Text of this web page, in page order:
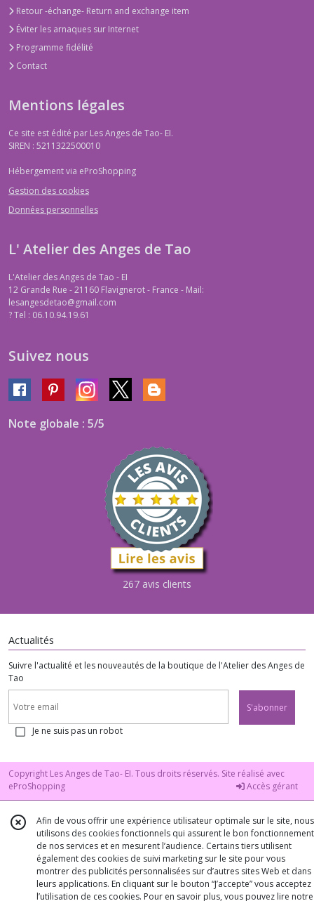
Retour -échange- Return and exchange item
Éviter les arnaques sur Internet
Programme fidélité
Contact
Mentions légales
Ce site est édité par Les Anges de Tao- EI.
SIREN : 5211322500010
Hébergement via eProShopping
Gestion des cookies
Données personnelles
L' Atelier des Anges de Tao
L'Atelier des Anges de Tao - EI
12 Grande Rue - 21160 Flavignerot - France - Mail:
lesangesdetao@gmail.com
?Tel : 06.10.94.19.61
Suivez nous
Note globale : 5/5
267 avis clients
Actualités
Suivre l'actualité et les nouveautés de la boutique de l'Atelier des Anges de
Tao
S'abonner
Je ne suis pas un robot
Copyright Les Anges de Tao- EI. Tous droits réservés. Site réalisé avec
eProShopping
Accès gérant
Afin de vous offrir une expérience utilisateur optimale sur le site, nous
utilisons des cookies fonctionnels qui assurent le bon fonctionnement
de nos services et en mesurent l’audience. Certains tiers utilisent
également des cookies de suivi marketing sur le site pour vous
montrer des publicités personnalisées sur d’autres sites Web et dans
leurs applications. En cliquant sur le bouton “J’accepte” vous acceptez
l’utilisation de ces cookies. Pour en savoir plus, vous pouvez lire notre